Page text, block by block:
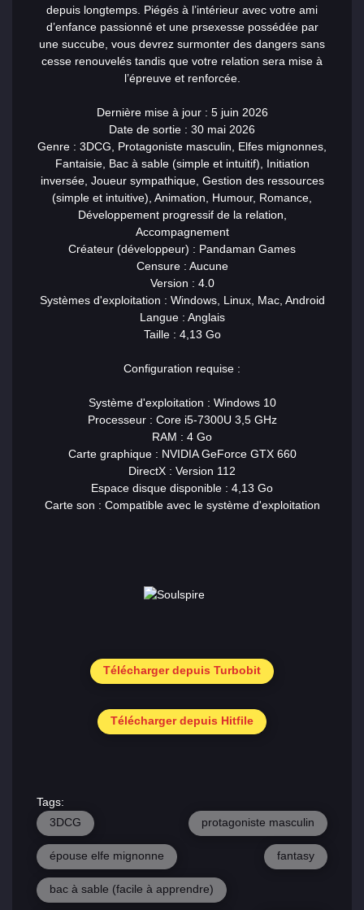
depuis longtemps. Piégés à l’intérieur avec votre ami
d’enfance passionné et une prsexesse possédée par
une succube, vous devrez surmonter des dangers sans
cesse renouvelés tandis que votre relation sera mise à
l’épreuve et renforcée.
Dernière mise à jour : 5 juin 2026
Date de sortie : 30 mai 2026
Genre : 3DCG, Protagoniste masculin, Elfes mignonnes,
Fantaisie, Bac à sable (simple et intuitif), Initiation
inversée, Joueur sympathique, Gestion des ressources
(simple et intuitive), Animation, Humour, Romance,
Développement progressif de la relation,
Accompagnement
Créateur (développeur) : Pandaman Games
Censure : Aucune
Version : 4.0
Systèmes d'exploitation : Windows, Linux, Mac, Android
Langue : Anglais
Taille : 4,13 Go
Configuration requise :
Système d'exploitation : Windows 10
Processeur : Core i5-7300U 3,5 GHz
RAM : 4 Go
Carte graphique : NVIDIA GeForce GTX 660
DirectX : Version 112
Espace disque disponible : 4,13 Go
Carte son : Compatible avec le système d'exploitation
Télécharger depuis Turbobit
Télécharger depuis Hitfile
Tags:
3DCG
protagoniste masculin
épouse elfe mignonne fantasy
bac à sable (facile à apprendre)